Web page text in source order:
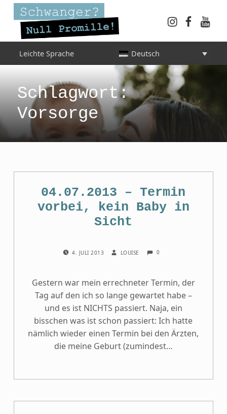
INFORMATIONEN FÜR SCHWANGERE, WERDENDE MÜTTER UND ALLE, DIE SIE IN DER SCHWANGERSCHAFT BEGLEITEN
Leichte Sprache Deutsch
Schlagwort:
Vorsorge
04.07.2013 – Termin
vorbei, kein Baby in
Sicht
4. JULI 2013 LOUISE 0
Gestern war mein errechneter Termin, der
Tag auf den ich so lange gewartet habe –
und es ist NICHTS passiert. Naja, ein
bisschen was ist schon passiert: Ich hatte
nämlich wieder einen Termin bei den Ärzten,
die meine Geburt (zumindest…